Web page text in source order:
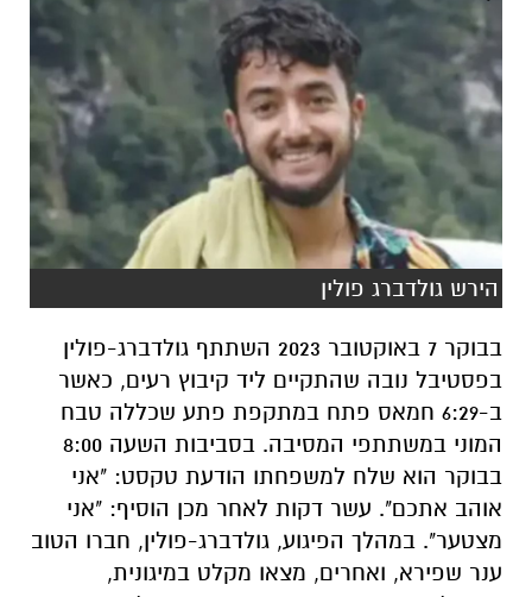
הירש גולדברג פולין
בבוקר 7 באוקטובר 2023 השתתף גולדברג-פולין
בפסטיבל נובה שהתקיים ליד קיבוץ רעים, כאשר
ב-6:29 חמאס פתח במתקפת פתע שכללה טבח
המוני במשתתפי המסיבה. בסביבות השעה 8:00
בבוקר הוא שלח למשפחתו הודעת טקסט: "אני
אוהב אתכם". עשר דקות לאחר מכן הוסיף: "אני
מצטער". במהלך הפיגוע, גולדברג-פולין, חברו הטוב
ענר שפירא, ואחרים, מצאו מקלט במיגונית,